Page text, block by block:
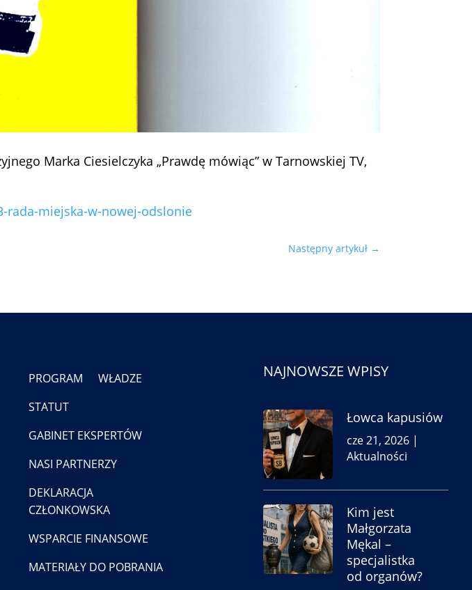
Marka Ciesielczyka „Prawdę mówiąc” w Tarnowskiej TV,
rada-miejska-w-nowej-odslonie
Następny artykuł →
PROGRAM
WŁADZE
STATUT
GABINET EKSPERTÓW
NASI PARTNERZY
DEKLARACJA
CZŁONKOWSKA
WSPARCIE FINANSOWE
MATERIAŁY DO POBRANIA
NAJNOWSZE WPISY
Łowca kapusiów
cze 21, 2026|
Aktualności
Kim jest
Małgorzata
Mękal –
specjalistka
od organów?